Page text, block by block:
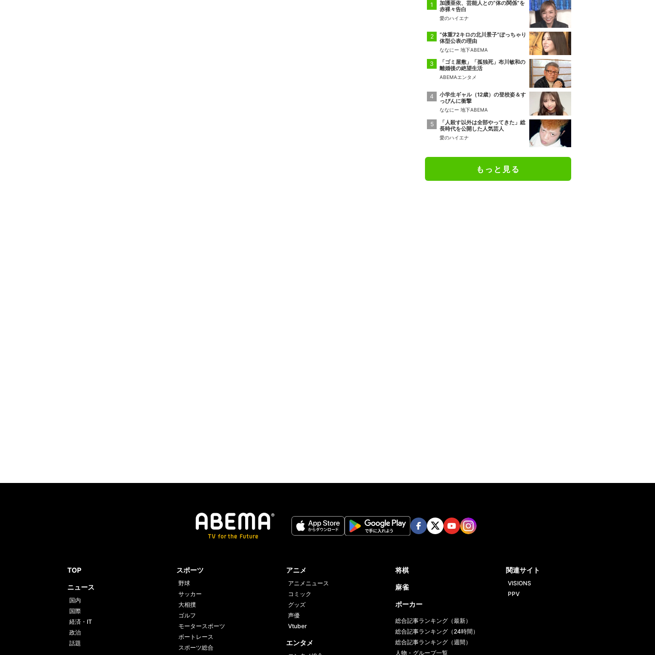
加護亜依、芸能人との“体の関係”を
赤裸々告白
愛のハイエナ
“体重72キロの北川景子”ぽっちゃり
体型公表の理由
ななにー 地下ABEMA
「ゴミ屋敷」「孤独死」布川敏和の
離婚後の絶望生活
ABEMAエンタメ
小学生ギャル（12歳）の登校姿＆す
っぴんに衝撃
ななにー 地下ABEMA
「人殺す以外は全部やってきた」総
長時代を公開した人気芸人
愛のハイエナ
もっと見る
TOP
ニュース
国内
国際
経済・IT
政治
話題
スポーツ
野球
サッカー
大相撲
ゴルフ
モータースポーツ
ボートレース
スポーツ総合
アニメ
アニメニュース
コミック
グッズ
声優
Vtuber
エンタメ
将棋
麻雀
ポーカー
総合記事ランキング（最新）
総合記事ランキング（24時間）
総合記事ランキング（週間）
人物・グループ一覧
関連サイト
VISIONS
PPV